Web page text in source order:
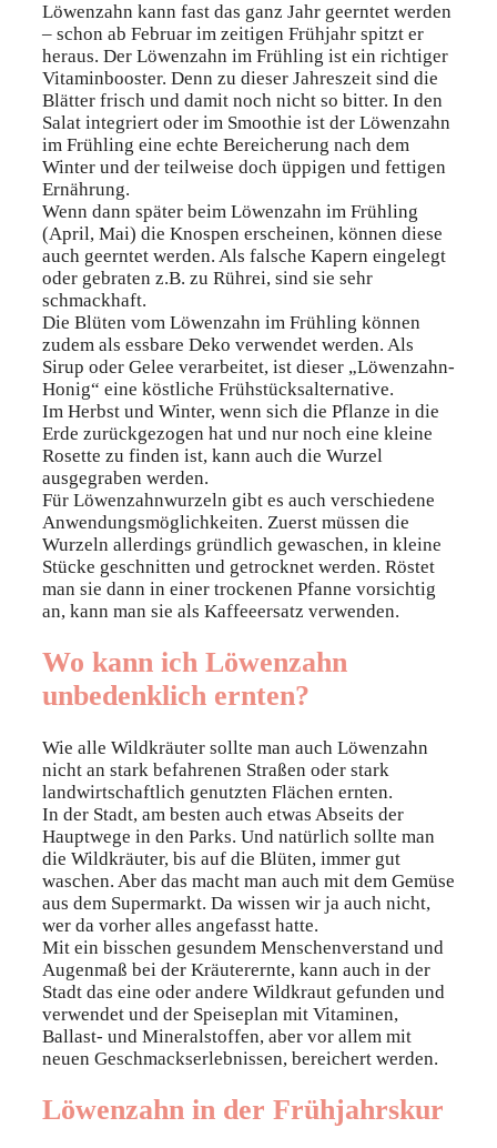
Löwenzahn kann fast das ganz Jahr geerntet werden
– schon ab Februar im zeitigen Frühjahr spitzt er
heraus. Der Löwenzahn im Frühling ist ein richtiger
Vitaminbooster. Denn zu dieser Jahreszeit sind die
Blätter frisch und damit noch nicht so bitter. In den
Salat integriert oder im Smoothie ist der Löwenzahn
im Frühling eine echte Bereicherung nach dem
Winter und der teilweise doch üppigen und fettigen
Ernährung.
Wenn dann später beim Löwenzahn im Frühling
(April, Mai) die Knospen erscheinen, können diese
auch geerntet werden. Als falsche Kapern eingelegt
oder gebraten z.B. zu Rührei, sind sie sehr
schmackhaft.
Die Blüten vom Löwenzahn im Frühling können
zudem als essbare Deko verwendet werden. Als
Sirup oder Gelee verarbeitet, ist dieser „Löwenzahn-
Honig“ eine köstliche Frühstücksalternative.
Im Herbst und Winter, wenn sich die Pflanze in die
Erde zurückgezogen hat und nur noch eine kleine
Rosette zu finden ist, kann auch die Wurzel
ausgegraben werden.
Für Löwenzahnwurzeln gibt es auch verschiedene
Anwendungsmöglichkeiten. Zuerst müssen die
Wurzeln allerdings gründlich gewaschen, in kleine
Stücke geschnitten und getrocknet werden. Röstet
man sie dann in einer trockenen Pfanne vorsichtig
an, kann man sie als Kaffeeersatz verwenden.
Wo kann ich Löwenzahn
unbedenklich ernten?
Wie alle Wildkräuter sollte man auch Löwenzahn
nicht an stark befahrenen Straßen oder stark
landwirtschaftlich genutzten Flächen ernten.
In der Stadt, am besten auch etwas Abseits der
Hauptwege in den Parks. Und natürlich sollte man
die Wildkräuter, bis auf die Blüten, immer gut
waschen. Aber das macht man auch mit dem Gemüse
aus dem Supermarkt. Da wissen wir ja auch nicht,
wer da vorher alles angefasst hatte.
Mit ein bisschen gesundem Menschenverstand und
Augenmaß bei der Kräuterernte, kann auch in der
Stadt das eine oder andere Wildkraut gefunden und
verwendet und der Speiseplan mit Vitaminen,
Ballast- und Mineralstoffen, aber vor allem mit
neuen Geschmackserlebnissen, bereichert werden.
Löwenzahn in der Frühjahrskur